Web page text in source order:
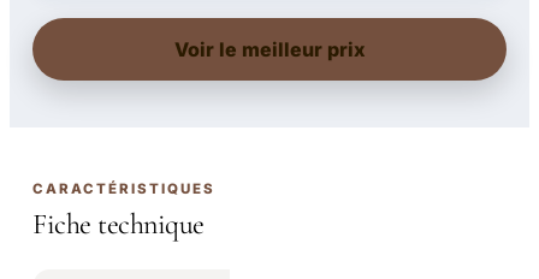
Voir le meilleur prix
CARACTÉRISTIQUES
Fiche technique